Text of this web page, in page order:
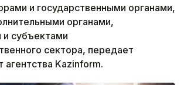
и государственными органами,
органами,
субъектами
сектора, передает
агентства Kazinform.